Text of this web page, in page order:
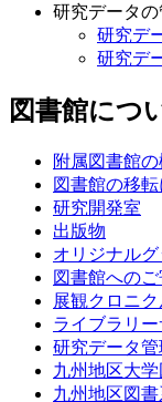
研究データ
研究デ
研究デ
図書館につ
附属図書館
図書館の移
研究開発室
出版物
オリジナル
図書館への
展観クロニ
ライブラリ
研究データ
九州地区大
九州地区図